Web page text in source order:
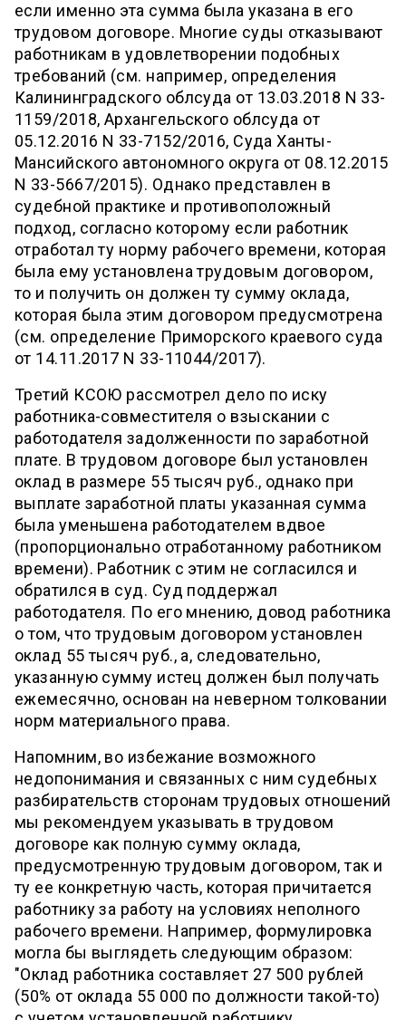
если именно эта сумма была указана в его
трудовом договоре. Многие суды отказывают
работникам в удовлетворении подобных
требований (см. например, определения
Калининградского облсуда от 13.03.2018 N 33-
1159/2018, Архангельского облсуда от
05.12.2016 N 33-7152/2016, Суда Ханты-
Мансийского автономного округа от 08.12.2015
N 33-5667/2015). Однако представлен в
судебной практике и противоположный
подход, согласно которому если работник
отработал ту норму рабочего времени, которая
была ему установлена трудовым договором,
то и получить он должен ту сумму оклада,
которая была этим договором предусмотрена
(см. определение Приморского краевого суда
от 14.11.2017 N 33-11044/2017).
Третий КСОЮ рассмотрел дело по иску
работника-совместителя о взыскании с
работодателя задолженности по заработной
плате. В трудовом договоре был установлен
оклад в размере 55 тысяч руб., однако при
выплате заработной платы указанная сумма
была уменьшена работодателем вдвое
(пропорционально отработанному работником
времени). Работник с этим не согласился и
обратился в суд. Суд поддержал
работодателя. По его мнению, довод работника
о том, что трудовым договором установлен
оклад 55 тысяч руб., а, следовательно,
указанную сумму истец должен был получать
ежемесячно, основан на неверном толковании
норм материального права.
Напомним, во избежание возможного
недопонимания и связанных с ним судебных
разбирательств сторонам трудовых отношений
мы рекомендуем указывать в трудовом
договоре как полную сумму оклада,
предусмотренную трудовым договором, так и
ту ее конкретную часть, которая причитается
работнику за работу на условиях неполного
рабочего времени. Например, формулировка
могла бы выглядеть следующим образом:
"Оклад работника составляет 27 500 рублей
(50% от оклада 55 000 по должности такой-то)